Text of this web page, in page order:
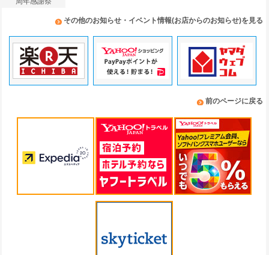
その他のお知らせ・イベント情報(お店からのお知らせ)を見る
前のページに戻る